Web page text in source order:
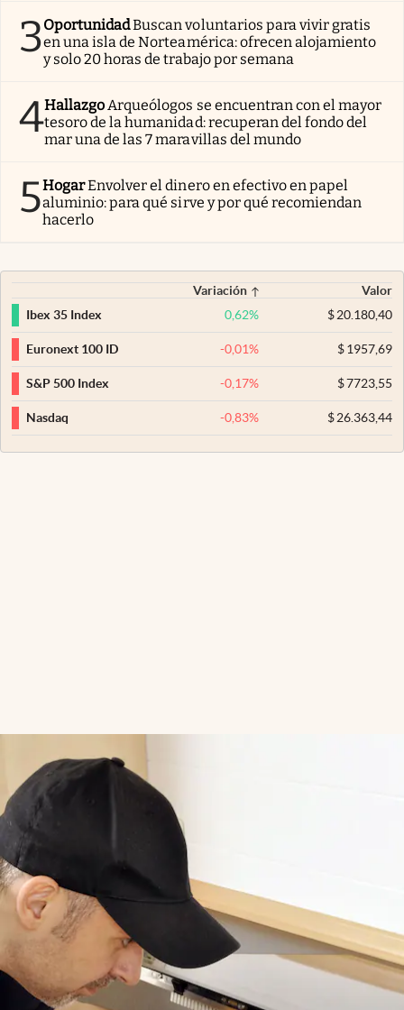
3OportunidadBuscan voluntarios para vivir gratis
en una isla de Norteamérica: ofrecen alojamiento
y solo 20 horas de trabajo por semana
4Hallazgo Arqueólogos se encuentran con el mayor
tesoro de la humanidad: recuperan del fondo del
mar una de las 7 maravillas del mundo
5HogarEnvolver el dinero en efectivo en papel
aluminio: para qué sirve y por qué recomiendan
hacerlo
Variación
Valor
Ibex 35 Index
0,62% $20.180,40
Euronext 100 ID -0,01% $1957,69
S&P 500 Index -0,17% $7723,55
Nasdaq -0,83% $26.363,44